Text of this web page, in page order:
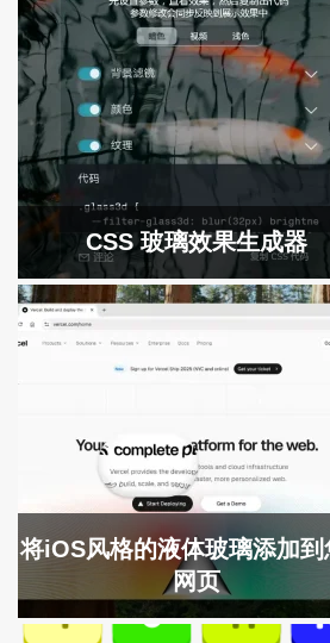
CSS 玻璃效果生成器
将iOS风格的液体玻璃添加到
网页